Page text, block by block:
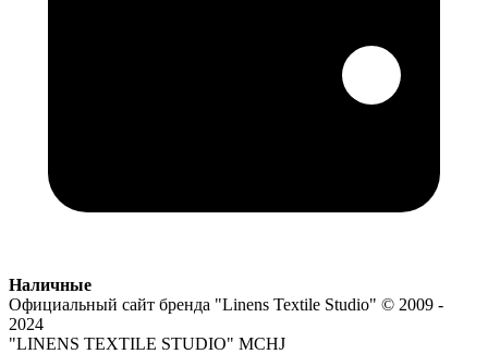
Наличные
Официальный сайт бренда "Linens Textile Studio" © 2009 -
2024
"LINENS TEXTILE STUDIO" MCHJ